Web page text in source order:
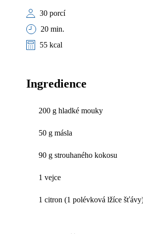
30 porcí
20 min.
55 kcal
Ingredience
200 g hladké mouky
50 g másla
90 g strouhaného kokosu
1 vejce
1 citron (1 polévková lžíce